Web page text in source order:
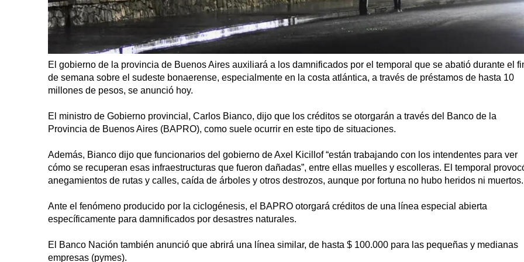
El gobierno de la provincia de Buenos Aires auxiliará a los damnificados por el temporal que se abatió durante el
de semana sobre el sudeste bonaerense, especialmente en la costa atlántica, a través de préstamos de hasta 10
millones de pesos, se anunció hoy.
El ministro de Gobierno provincial, Carlos Bianco, dijo que los créditos se otorgarán a través del Banco de la
Provincia de Buenos Aires (BAPRO), como suele ocurrir en este tipo de situaciones.
Además, Bianco dijo que funcionarios del gobierno de Axel Kicillof “están trabajando con los intendentes para ver
cómo se recuperan esas infraestructuras que fueron dañadas”, entre ellas muelles y escolleras. El temporal
anegamientos de rutas y calles, caída de árboles y otros destrozos, aunque por fortuna no hubo heridos ni muertos.
Ante el fenómeno producido por la ciclogénesis, el BAPRO otorgará créditos de una línea especial abierta
específicamente para damnificados por desastres naturales.
El Banco Nación también anunció que abrirá una línea similar, de hasta $ 100.000 para las pequeñas y medianas
empresas (pymes).